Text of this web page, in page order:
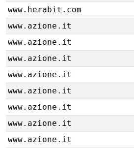
www.herabit.com
www.azione.it
www.azione.it
www.azione.it
www.azione.it
www.azione.it
www.azione.it
www.azione.it
www.azione.it